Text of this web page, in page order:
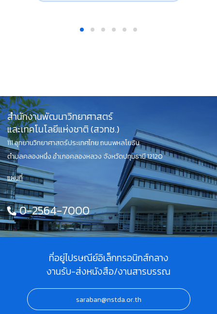
สำนักงานพัฒนาวิทยาศาสตร์
และเทคโนโลยีแห่งชาติ (สวทช.)
111 อุทยานวิทยาศาสตร์ประเทศไทย ถนนพหลโยธิน
ตำบลคลองหนึ่ง อำเภอคลองหลวง จังหวัดปทุมธานี 12120
แผนที่
0-2564-7000
ที่อยู่ไปรษณีย์อิเล็กทรอนิกส์กลาง
งานรับ-ส่งหนังสือ/งานสารบรรณ
saraban@nstda.or.th